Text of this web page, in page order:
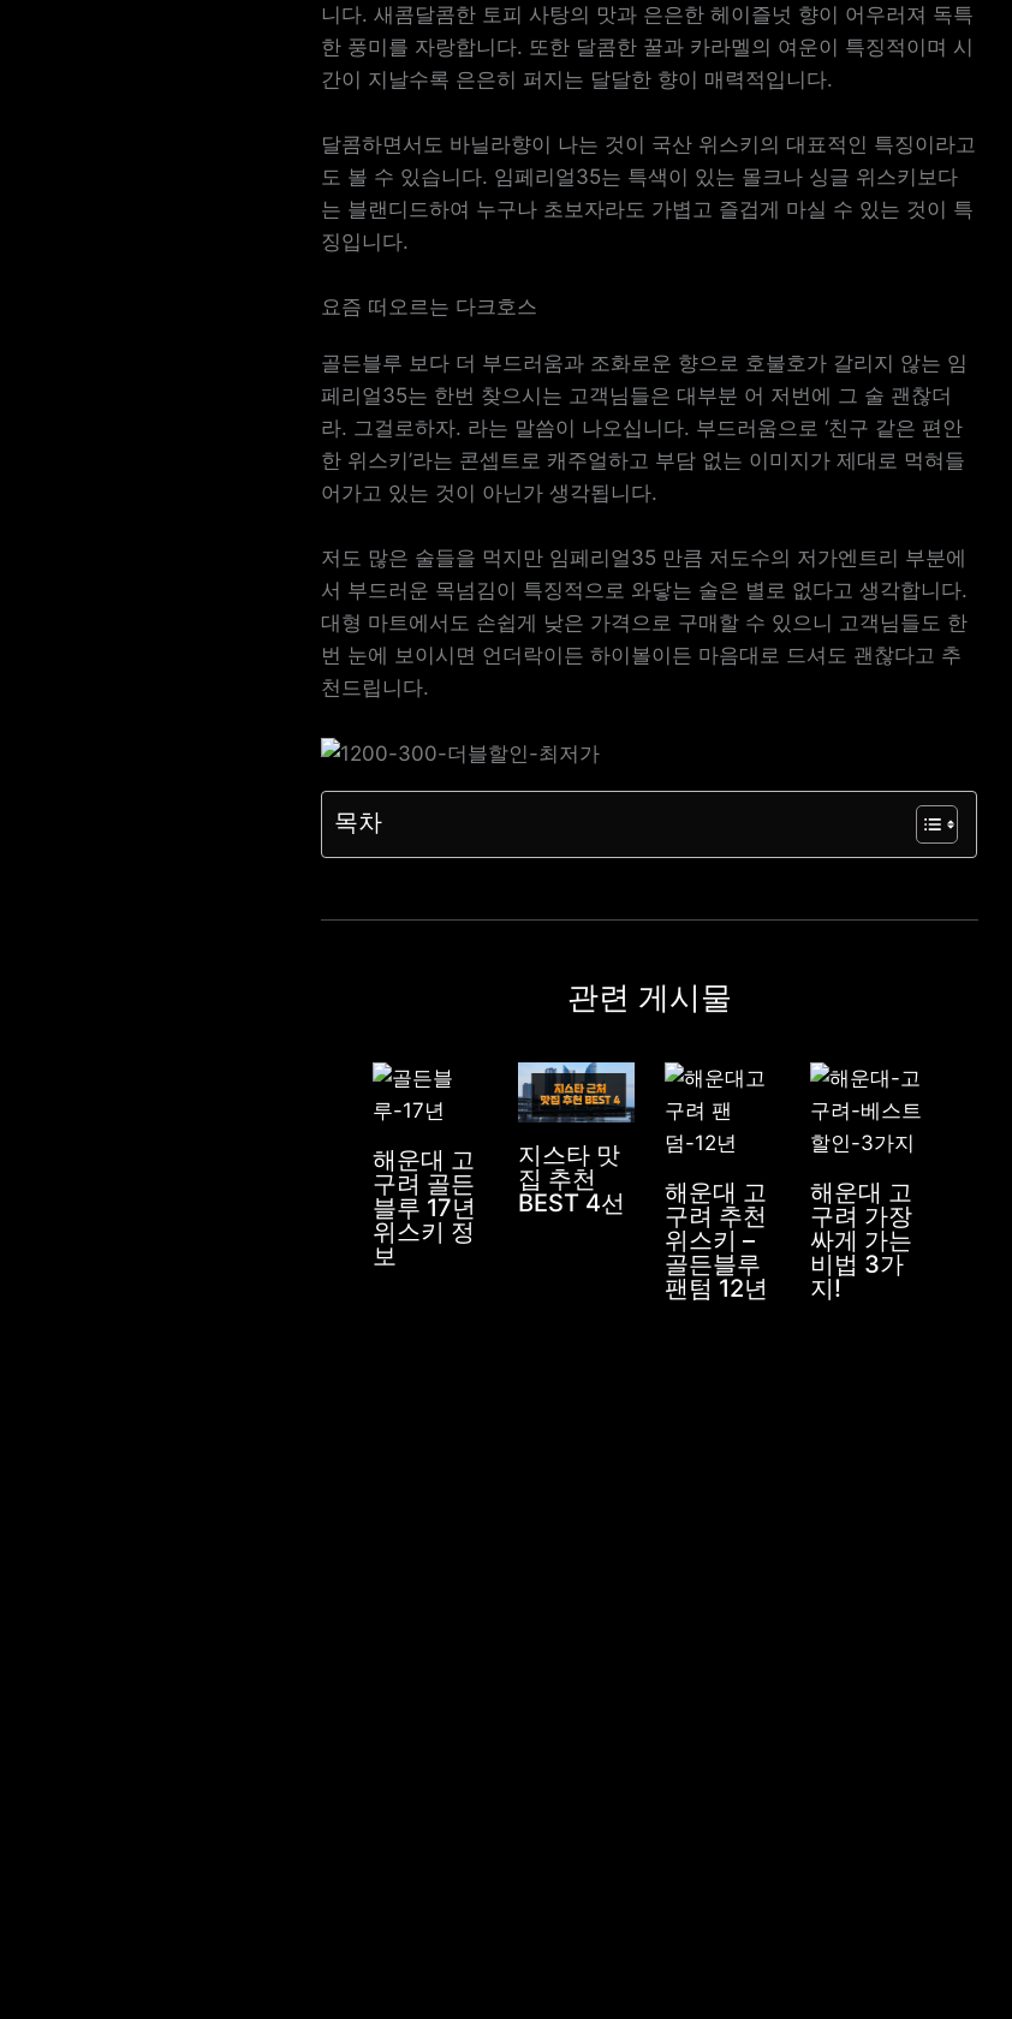
니다. 새콤달콤한 토피 사탕의 맛과 은은한 헤이즐넛 향이 어우러져 독특
한 풍미를 자랑합니다. 또한 달콤한 꿀과 카라멜의 여운이 특징적이며 시
간이 지날수록 은은히 퍼지는 달달한 향이 매력적입니다.
달콤하면서도 바닐라향이 나는 것이 국산 위스키의 대표적인 특징이라고
도 볼 수 있습니다. 임페리얼35는 특색이 있는 몰크나 싱글 위스키보다
는 블랜디드하여 누구나 초보자라도 가볍고 즐겁게 마실 수 있는 것이 특
징입니다.
요즘 떠오르는 다크호스
골든블루 보다 더 부드러움과 조화로운 향으로 호불호가 갈리지 않는 임
페리얼35는 한번 찾으시는 고객님들은 대부분 어 저번에 그 술 괜찮더
라. 그걸로하자. 라는 말씀이 나오십니다. 부드러움으로 ‘친구 같은 편안
한 위스키’라는 콘셉트로 캐주얼하고 부담 없는 이미지가 제대로 먹혀들
어가고 있는 것이 아닌가 생각됩니다.
저도 많은 술들을 먹지만 임페리얼35 만큼 저도수의 저가엔트리 부분에
서 부드러운 목넘김이 특징적으로 와닿는 술은 별로 없다고 생각합니다.
대형 마트에서도 손쉽게 낮은 가격으로 구매할 수 있으니 고객님들도 한
번 눈에 보이시면 언더락이든 하이볼이든 마음대로 드셔도 괜찮다고 추
천드립니다.
목차
관련 게시물
해운대 고
구려 골든
블루 17년
위스키 정
보
지스타 맛
집 추천
BEST 4선
해운대 고
구려 추천
위스키 –
골든블루
팬텀 12년
해운대 고
구려 가장
싸게 가는
비법 3가
지!